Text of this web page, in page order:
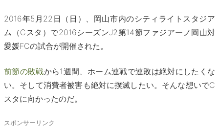
2016年5月22日（日）、岡山市内のシティライトスタジア
ム（Cスタ）で2016シーズンJ2第14節ファジアーノ岡山対
愛媛FCの試合が開催された。
前節の敗戦から1週間、ホーム連戦で連敗は絶対にしたくな
い。そして消費者被害も絶対に撲滅したい。そんな想いでC
スタに向かったのだ。
スポンサーリンク